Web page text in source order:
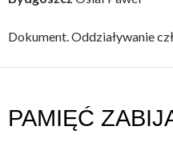
Dokument. Oddziaływanie
PAMIĘĆ